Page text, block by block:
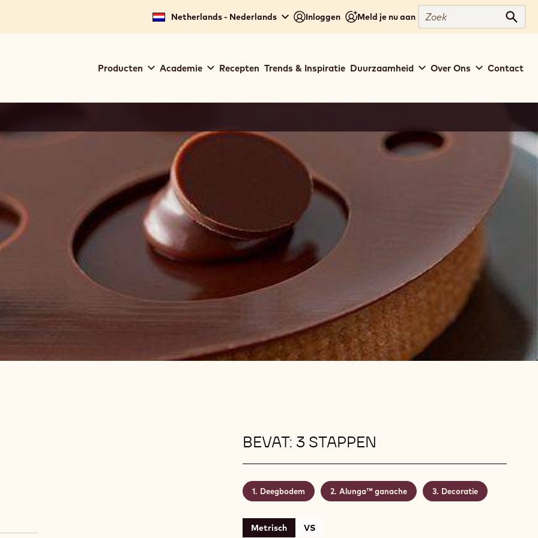
Netherlands - Nederlands Inloggen Meld je nu aan
Zoek
Zoek
navigation
Producten Academie Recepten Trends & Inspiratie Duurzaamheid Over Ons Contact
BEVAT: 3 STAPPEN
Deegbodem Alunga™ ganache Decoratie
Metrisch VS